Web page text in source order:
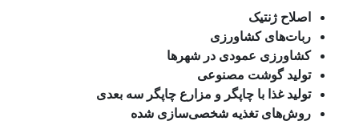
اصلاح ژنتیک
ربات‌های کشاورزی
کشاورزی عمودی در شهرها
تولید گوشت مصنوعی
تولید غذا با چاپگر و مزارع چاپگر سه بعدی
روش‌های تغذیه شخصی‌سازی شده